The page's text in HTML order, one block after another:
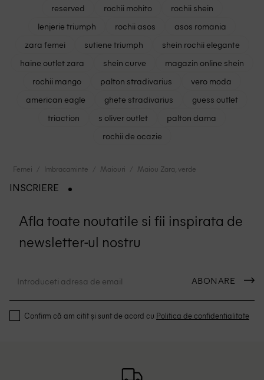
reserved
rochii mohito
rochii shein
lenjerie triumph
rochii asos
asos romania
zara femei
sutiene triumph
shein rochii elegante
haine outlet zara
shein curve
magazin online shein
rochii mango
palton stradivarius
vero moda
american eagle
ghete stradivarius
guess outlet
triaction
s oliver outlet
palton dama
rochii de ocazie
Femei Imbracaminte Maiouri Maiou Zara, verde
INSCRIERE
Afla toate noutatile si fii inspirata de
newsletter-ul nostru
ABONARE
Confirm că am citit și sunt de acord cu Politica de confidentialitate